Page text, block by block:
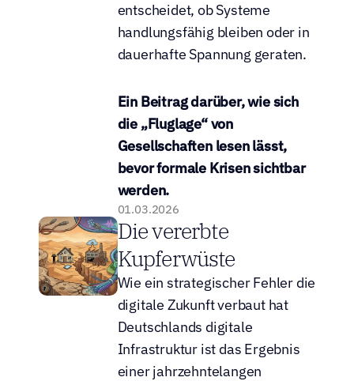
entscheidet, ob Systeme
handlungsfähig bleiben oder in
dauerhafte Spannung geraten.
Ein Beitrag darüber, wie sich
die „Fluglage“ von
Gesellschaften lesen lässt,
bevor formale Krisen sichtbar
werden.
01.03.2026
Die vererbte
Kupferwüste
Wie ein strategischer Fehler die
digitale Zukunft verbaut hat
Deutschlands digitale
Infrastruktur ist das Ergebnis
einer jahrzehntelangen